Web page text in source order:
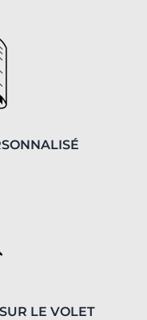
LE VOLET